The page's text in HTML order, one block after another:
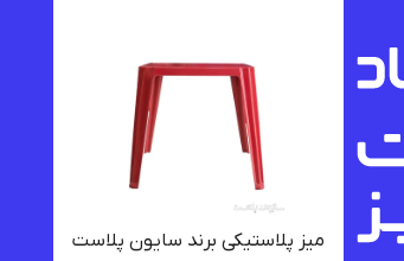
میز پلاستیکی برند سایون پلاست